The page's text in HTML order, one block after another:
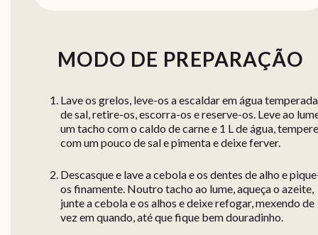
MODO DE PREPARAÇÃO
Lave os grelos, leve-os a escaldar em água temperada
de sal, retire-os, escorra-os e reserve-os. Leve ao
um tacho com o caldo de carne e 1 L de água, tempere
com um pouco de sal e pimenta e deixe ferver.
Descasque e lave a cebola e os dentes de alho e
os finamente. Noutro tacho ao lume, aqueça o azeite,
junte a cebola e os alhos e deixe refogar, mexendo de
vez em quando, até que fique bem douradinho.